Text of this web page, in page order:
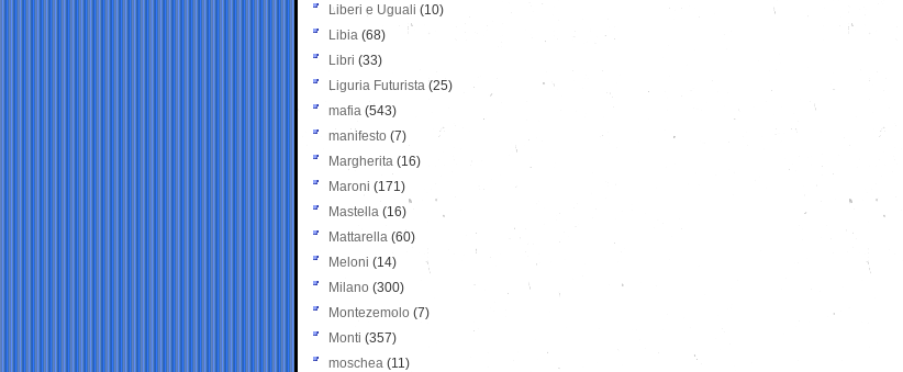
Liberi e Uguali (10)
Libia (68)
Libri (33)
Liguria Futurista (25)
mafia (543)
manifesto (7)
Margherita (16)
Maroni (171)
Mastella (16)
Mattarella (60)
Meloni (14)
Milano (300)
Montezemolo (7)
Monti (357)
moschea (11)